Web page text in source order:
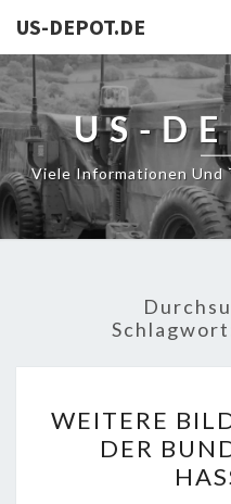
US-DEPOT.DE
US-
Viele Informationen Und
WEITERE
DER